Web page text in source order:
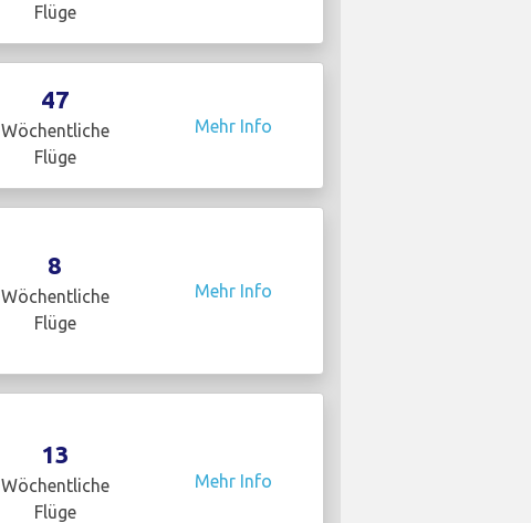
Flüge
47
Wöchentliche
Flüge
Mehr Info
8
Wöchentliche
Flüge
Mehr Info
13
Wöchentliche
Flüge
Mehr Info